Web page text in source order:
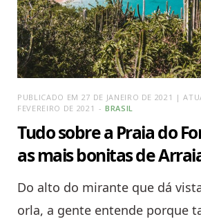
PUBLICADO EM 27 DE JANEIRO DE 2021 |
FEVEREIRO DE 2021
BRASIL
Tudo sobre a Praia do
as mais bonitas de
Do alto do mirante que dá
orla, a gente entende porque